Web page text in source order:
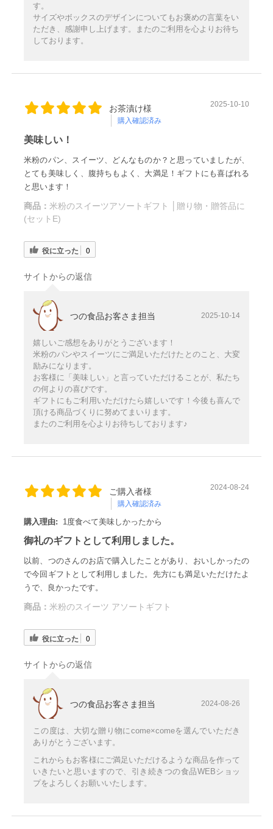
す。
サイズやボックスのデザインについてもお褒めの言葉をい
ただき、感謝申し上げます。またのご利用を心よりお待ち
しております。
お茶漬け様
購入確認済み
2025-10-10
美味しい！
米粉のパン、スイーツ、どんなものか？と思っていましたが、
とても美味しく、腹持ちもよく、大満足！ギフトにも喜ばれる
と思います！
商品： 米粉のスイーツアソートギフト │贈り物・贈答品に
(セットE)
役に立った 0
サイトからの返信
つの食品お客さま担当 2025-10-14
嬉しいご感想をありがとうございます！
米粉のパンやスイーツにご満足いただけたとのこと、大変
励みになります。
お客様に「美味しい」と言っていただけることが、私たち
の何よりの喜びです。
ギフトにもご利用いただけたら嬉しいです！今後も喜んで
頂ける商品づくりに努めてまいります。
またのご利用を心よりお待ちしております♪
ご購入者様
購入確認済み
2024-08-24
購入理由: 1度食べて美味しかったから
御礼のギフトとして利用しました。
以前、つのさんのお店で購入したことがあり、おいしかったの
で今回ギフトとして利用しました。先方にも満足いただけたよ
うで、良かったです。
商品： 米粉のスイーツ アソートギフト
役に立った 0
サイトからの返信
つの食品お客さま担当 2024-08-26
この度は、大切な贈り物にcome×comeを選んでいただき
ありがとうございます。
これからもお客様にご満足いただけるような商品を作って
いきたいと思いますので、引き続きつの食品WEBショッ
プをよろしくお願いいたします。